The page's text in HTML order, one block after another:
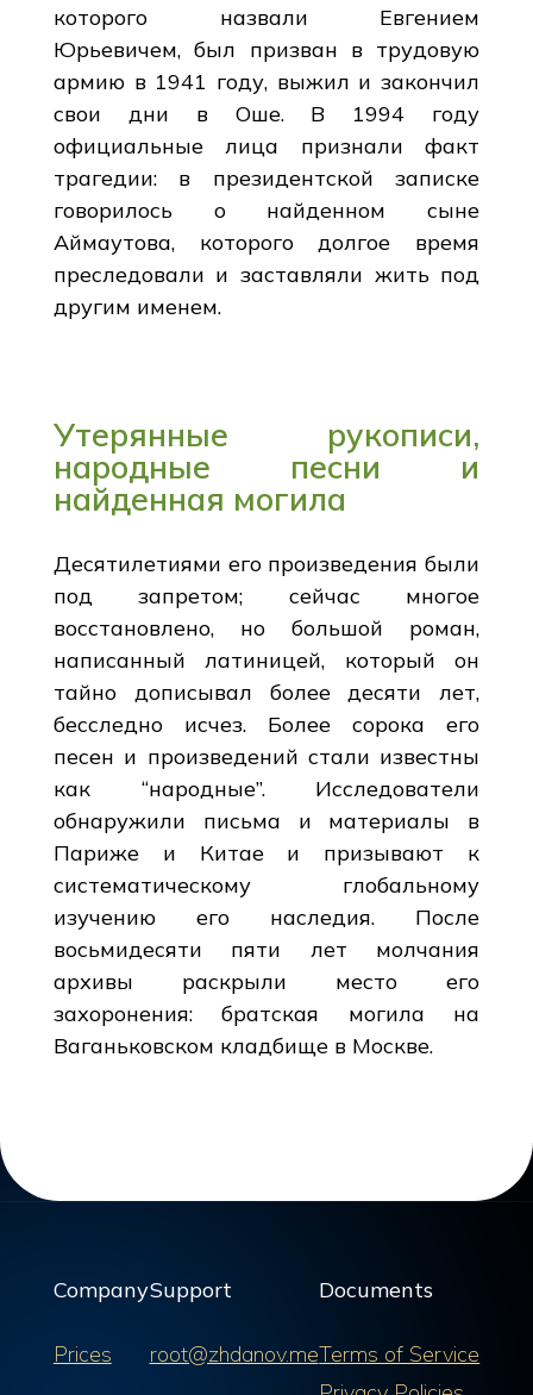
которого назвали Евгением
Юрьевичем, был призван в трудовую
армию в 1941 году, выжил и закончил
свои дни в Оше. В 1994 году
официальные лица признали факт
трагедии: в президентской записке
говорилось о найденном сыне
Аймаутова, которого долгое время
преследовали и заставляли жить под
другим именем.
Утерянные рукописи,
народные песни и
найденная могила
Десятилетиями его произведения были
под запретом; сейчас многое
восстановлено, но большой роман,
написанный латиницей, который он
тайно дописывал более десяти лет,
бесследно исчез. Более сорока его
песен и произведений стали известны
как “народные”. Исследователи
обнаружили письма и материалы в
Париже и Китае и призывают к
систематическому глобальному
изучению его наследия. После
восьмидесяти пяти лет молчания
архивы раскрыли место его
захоронения: братская могила на
Ваганьковском кладбище в Москве.
Company
Prices
Support
root@zhdanov.me
Documents
Terms of Service